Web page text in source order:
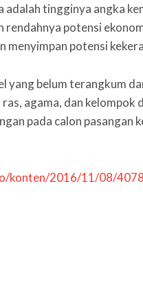
adalah tingginya angka
rendahnya potensi
menyimpan potensi
yang belum terangkum
ras, agama, dan
pada calon pasangan
konten/2016/11/08/